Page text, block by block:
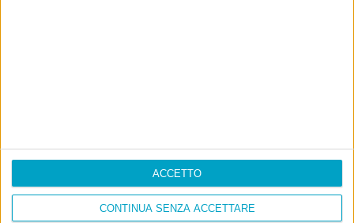
CONTINUA SENZA ACCETTARE
ACCETTO